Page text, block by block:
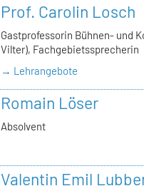
Prof. Carolin Losch
Gastprofessorin Bühnen- und
Vilter), Fachgebietssprecherin
→ Lehrangebote
Romain Löser
Absolvent
Valentin Emil